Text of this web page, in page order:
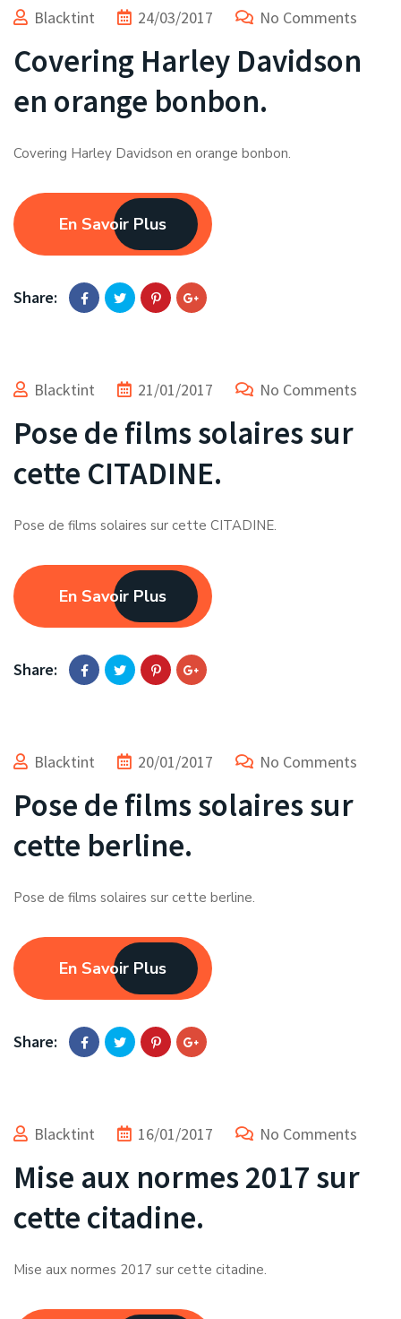
Blacktint 24/03/2017 No Comments
Covering Harley Davidson
en orange bonbon.
Covering Harley Davidson en orange bonbon.
En Savoir Plus
Share:
Blacktint 21/01/2017 No Comments
Pose de films solaires sur
cette CITADINE.
Pose de films solaires sur cette CITADINE.
En Savoir Plus
Share:
Blacktint 20/01/2017 No Comments
Pose de films solaires sur
cette berline.
Pose de films solaires sur cette berline.
En Savoir Plus
Share:
Blacktint 16/01/2017 No Comments
Mise aux normes 2017 sur
cette citadine.
Mise aux normes 2017 sur cette citadine.